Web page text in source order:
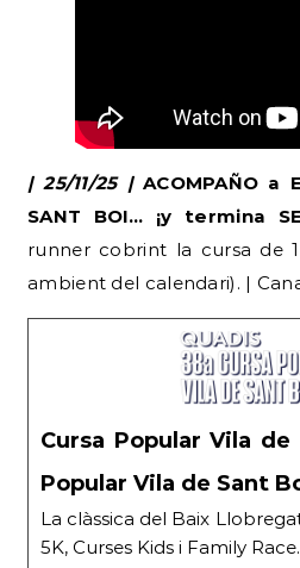
| 25/11/25 | ACOMPAÑO a
SANT BOI… ¡y termina
runner cobrint la cursa de
ambient del calendari). |
Cursa Popular Vila de
Popular Vila de Sant
La clàssica del Baix
5K, Curses Kids i Family Race.